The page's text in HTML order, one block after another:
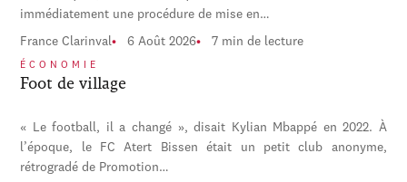
immédiatement une procédure de mise en…
France Clarinval 6 Août 2026 7 min de lecture
ÉCONOMIE
Foot de village
« Le football, il a changé », disait Kylian Mbappé en 2022. À
l’époque, le FC Atert Bissen était un petit club anonyme,
rétrogradé de Promotion…